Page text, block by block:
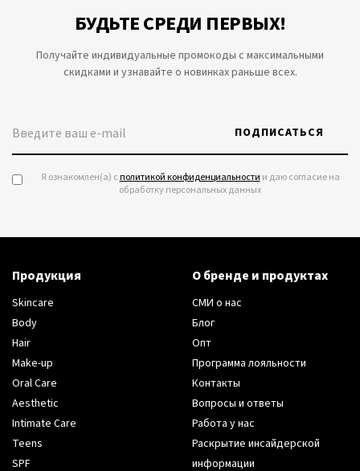
БУДЬТЕ СРЕДИ ПЕРВЫХ!
Получайте индивидуальные промокоды с максимальными
скидками и узнавайте о новинках раньше всех.
ПОДПИСАТЬСЯ
Я ознакомлен(а) сполитикой конфиденциальности и даю согласие на
обработку персональных данных
Продукция
Skincare
Body
Hair
Make-up
Oral Care
Aesthetic
Intimate Care
Teens
SPF
О бренде и продуктах
СМИ о нас
Блог
Опт
Программа лояльности
Контакты
Вопросы и ответы
Работа у нас
Раскрытие инсайдерской
информации